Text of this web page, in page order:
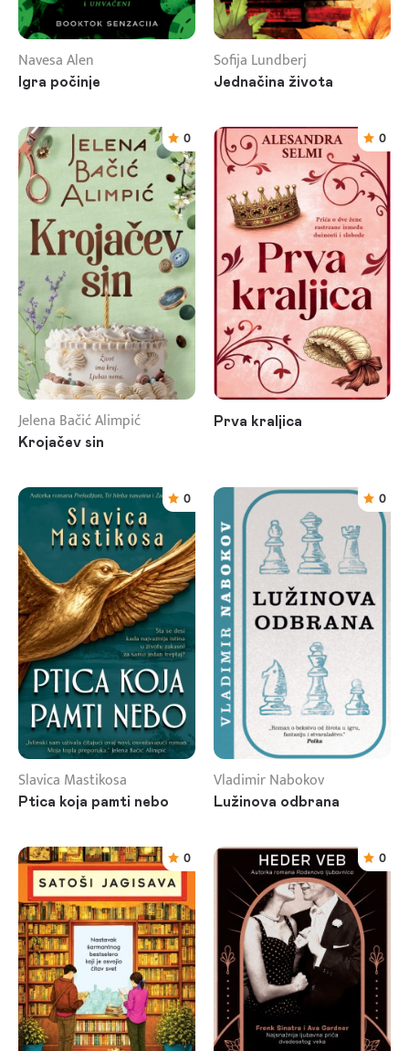
Navesa Alen
Igra počinje
Sofija Lundberj
Jednačina života
0
Jelena Bačić Alimpić
Krojačev sin
0
Prva kraljica
0
Slavica Mastikosa
Ptica koja pamti nebo
0
Vladimir Nabokov
Lužinova odbrana
0 0